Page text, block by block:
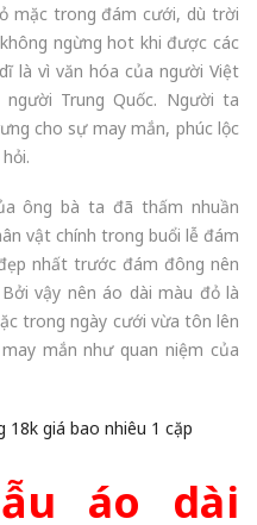
mặc trong đám cưới, dù trời
ngừng hot khi được các
là vì văn hóa của người Việt
Trung Quốc. Người ta
cho sự may mắn, phúc lộc
ông bà ta đã thấm nhuần
vật chính trong buổi lễ đám
nhất trước đám đông nên
vậy nên áo dài màu đỏ là
trong ngày cưới vừa tôn lên
mắn như quan niệm của
18k giá bao nhiêu 1 cặp
áo dài